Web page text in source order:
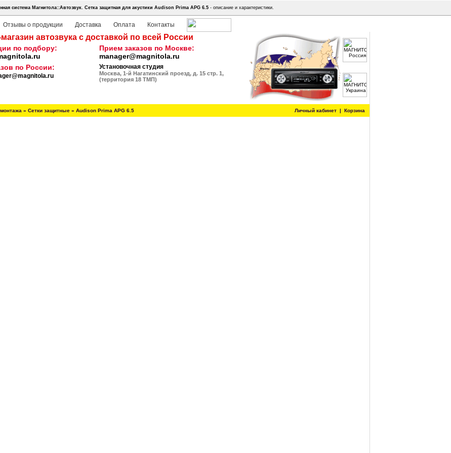
система Магнитола::Автозвук. Сетка защитная для акустики Audison Prima APG 6.5 - описание и характеристики.
Отзывы о продукции Доставка Оплата Контакты
автозвука с доставкой по всей России
по подбору:
Прием заказов по Москве:
manager@magnitola.ru
по России:
Установочная студия
Москва, 1-й Нагатинский проезд, д. 15 стр. 1,
(территория 18 ТМП)
» Сетки защитные » Audison Prima APG 6.5 Личный кабинет | Корзина